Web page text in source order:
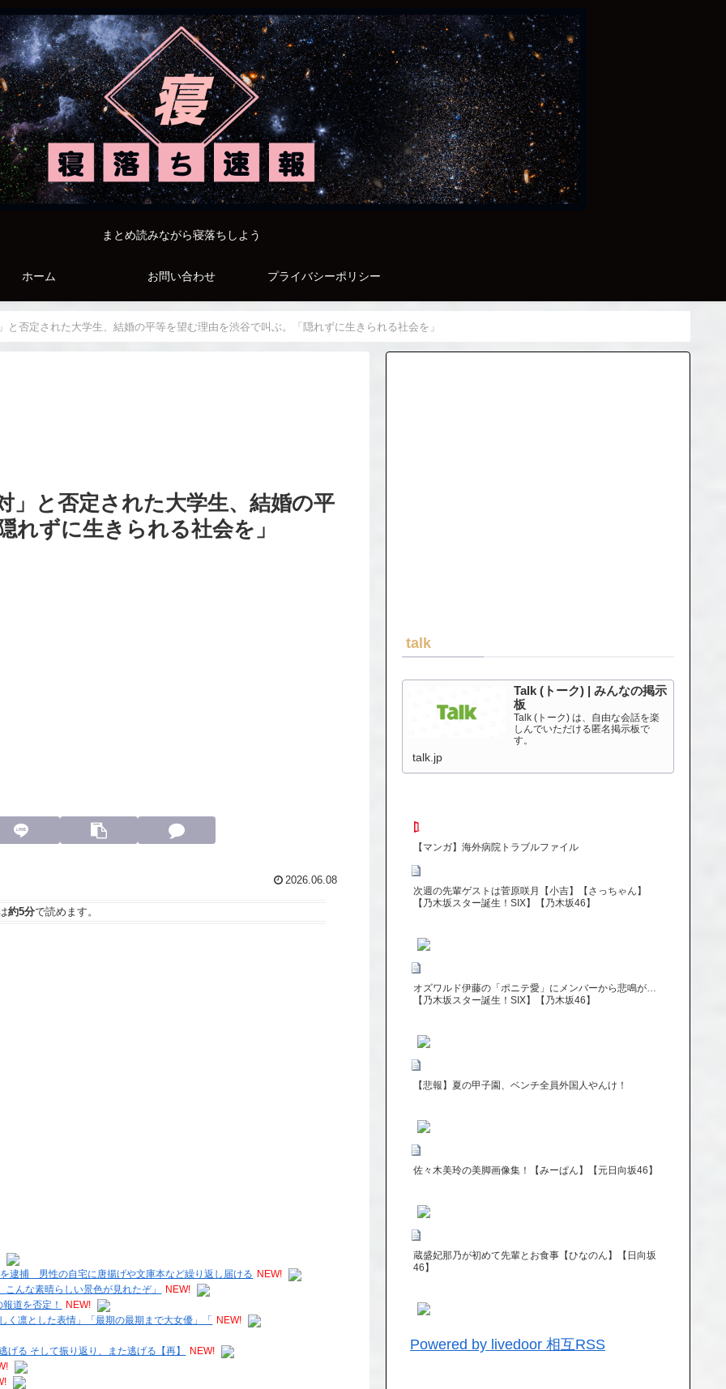
まとめ読みながら寝落ちしよう
ホーム お問い合わせ プライバシーポリシー
と否定された大学生、結婚の平等を望む理由を渋谷で叫ぶ。「隠れずに生きられる社会を」
」と否定された大学生、結婚の平
れずに生きられる社会を」
2026.06.08
約5分で読めます。
逮捕 男性の自宅に唐揚げや文庫本など繰り返し届ける NEW!
んな素晴らしい景色が見れたぞ」
NEW!
道を否定！
NEW!
凛とした表情」「最期の最期まで大女優」「
NEW!
る そして振り返り、また逃げる【再】
NEW!
talk
Talk (トーク) | みんなの掲示
板
Talk (トーク) は、自由な会話を楽
しんでいただける匿名掲示板で
す。
talk.jp
【マンガ】海外病院トラブルファイル
次週の先輩ゲストは菅原咲月【小吉】【さっちゃん】
【乃木坂スター誕生！SIX】【乃木坂46】
オズワルド伊藤の「ポニテ愛」にメンバーから悲鳴が…
【乃木坂スター誕生！SIX】【乃木坂46】
【悲報】夏の甲子園、ベンチ全員外国人やんけ！
佐々木美玲の美脚画像集！【みーぱん】【元日向坂46】
蔵盛妃那乃が初めて先輩とお食事【ひなのん】【日向坂
46】
Powered by livedoor 相互RSS